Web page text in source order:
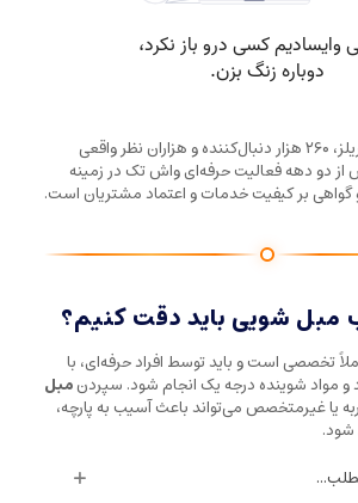
بیش از ۱۴۰۰ پست و ریلز، ۲۶۰ هزار دنبال‌کننده و هزاران نظر واقعی
دو دهه فعالیت حرفه‌ای واش تک در زمینه
بر کیفیت خدمات و اعتماد مشتریان است.
مبل شویی باید دقت کنیم؟
تخصصی است و باید توسط افراد حرفه‌ای، با
و مواد شوینده درجه یک انجام شود. سپردنمبل
یا غیرمتخصص می‌تواند باعث آسیب به پارچه،
شود.